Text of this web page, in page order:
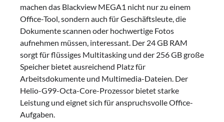
machen das Blackview MEGA1 nicht nur zu einem
Office-Tool, sondern auch für Geschäftsleute, die
Dokumente scannen oder hochwertige Fotos
aufnehmen müssen, interessant. Der 24 GB RAM
sorgt für flüssiges Multitasking und der 256 GB große
Speicher bietet ausreichend Platz für
Arbeitsdokumente und Multimedia-Dateien. Der
Helio-G99-Octa-Core-Prozessor bietet starke
Leistung und eignet sich für anspruchsvolle Office-
Aufgaben.